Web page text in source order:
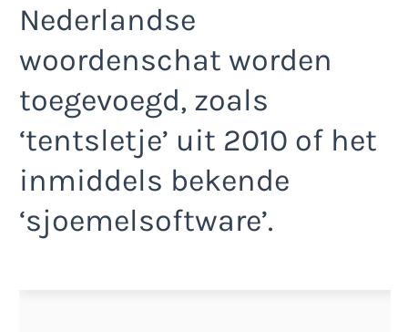
Nederlandse
woordenschat worden
toegevoegd, zoals
‘tentsletje’ uit 2010 of het
inmiddels bekende
‘sjoemelsoftware’.